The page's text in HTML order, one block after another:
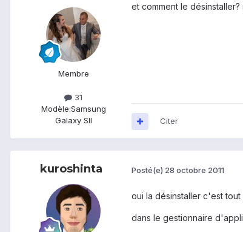
Membre
31
Modèle:Samsung
Galaxy SII
et comment le
Citer
kuroshinta Posté(e) 28 octobre 2011
oui la désinstaller c'est
dans le gestionnaire